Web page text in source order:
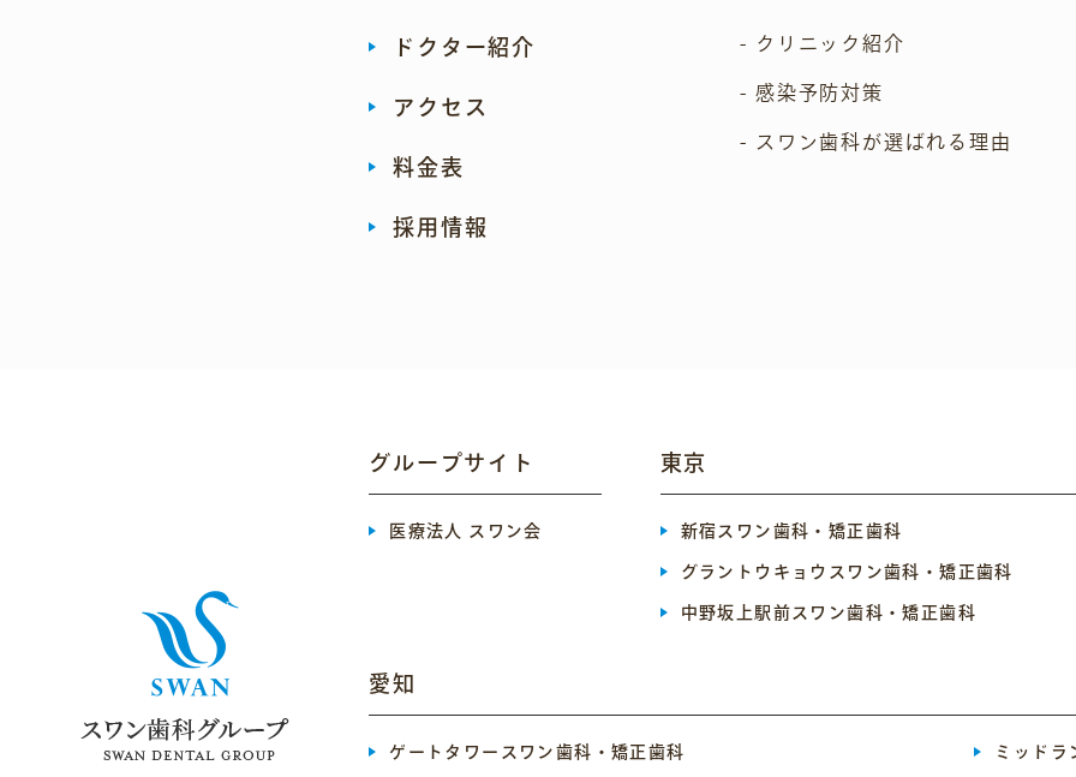
ドクター紹介
アクセス
料金表
採用情報
- クリニック紹介
- 感染予防対策
- スワン歯科が選ばれる理由
グループサイト
医療法人 スワン会
東京
新宿スワン歯科・矯正歯科
グラントウキョウスワン歯科・矯正歯科
中野坂上駅前スワン歯科・矯正歯科
愛知
ゲートタワースワン歯科・矯正歯科 ミッドラ